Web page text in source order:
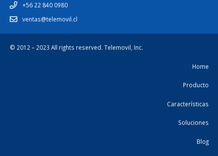
+56 22 840 0980
ventas@telemovil.cl
© 2012 – 2023 All rights reserved. Telemovil, Inc.
Home
Producto
Características
Soluciones
Blog